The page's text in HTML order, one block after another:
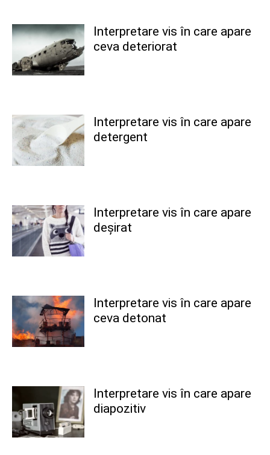
Interpretare vis în care apare
ceva deteriorat
Interpretare vis în care apare
detergent
Interpretare vis în care apare
deșirat
Interpretare vis în care apare
ceva detonat
Interpretare vis în care apare
diapozitiv